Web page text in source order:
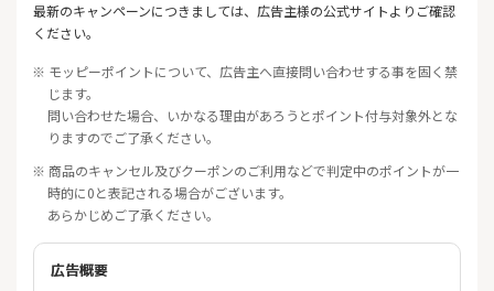
最新のキャンペーンにつきましては、広告主様の公式サイトよりご確認
ください。
※ モッピーポイントについて、広告主へ直接問い合わせする事を固く禁
じます。
問い合わせた場合、いかなる理由があろうとポイント付与対象外とな
りますのでご了承ください。
※ 商品のキャンセル及びクーポンのご利用などで判定中のポイントが一
時的に0と表記される場合がございます。
あらかじめご了承ください。
広告概要